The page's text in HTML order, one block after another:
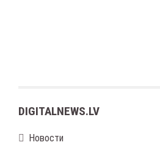
DIGITALNEWS.LV
Новости